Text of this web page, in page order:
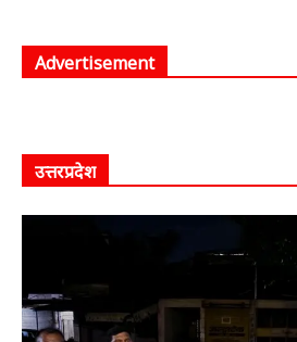
Advertisement
उत्तरप्रदेश